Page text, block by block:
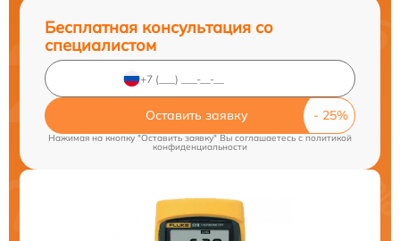
Бесплатная консультация со
специалистом
Оставить заявку
Нажимая на кнопку "Оставить заявку" Вы соглашаетесь cполитикой
конфиденциальности